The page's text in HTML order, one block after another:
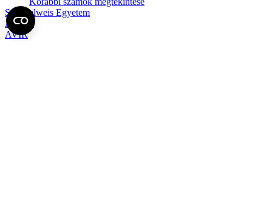
Semmelweis Egyetem
Alumni
AVIR